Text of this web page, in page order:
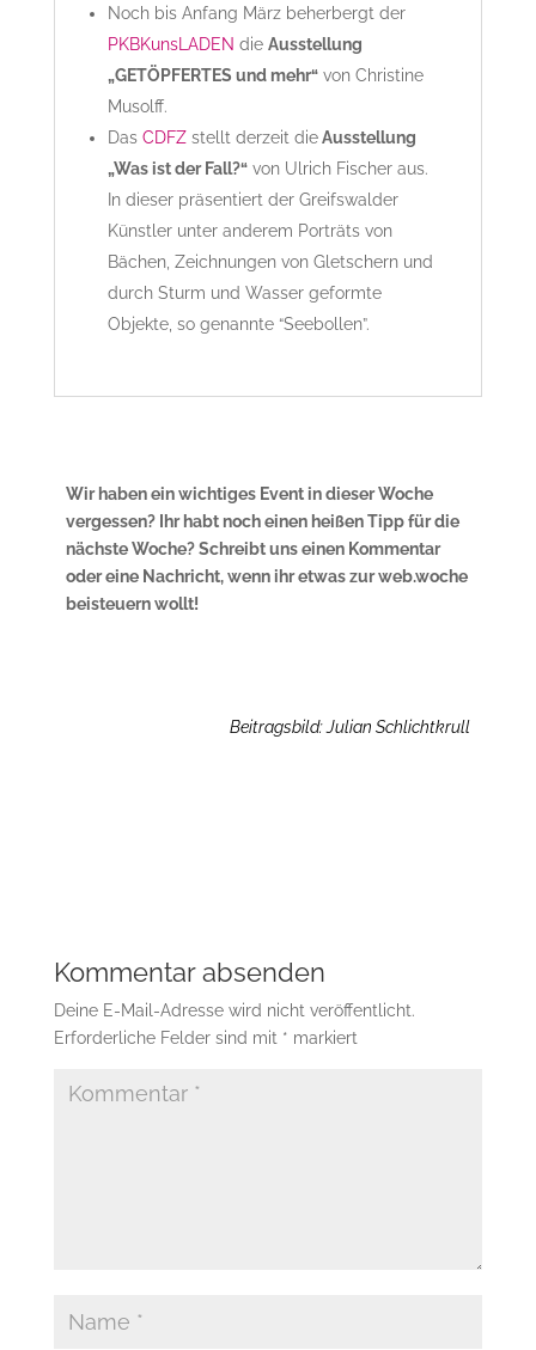
Noch bis Anfang März beherbergt der
PKBKunsLADEN die Ausstellung
„GETÖPFERTES und mehr“von Christine
Musolff.
Das CDFZstellt derzeit dieAusstellung
„Was ist der Fall?“von Ulrich Fischer aus.
In dieser präsentiert der Greifswalder
Künstler unter anderem Porträts von
Bächen, Zeichnungen von Gletschern und
durch Sturm und Wasser geformte
Objekte, so genannte “Seebollen”.
Wir haben ein wichtiges Event in dieser Woche
vergessen? Ihr habt noch einen heißen Tipp für die
nächste Woche? Schreibt uns einen Kommentar
oder eine Nachricht, wenn ihr etwas zur web.woche
beisteuern wollt!
Beitragsbild: Julian Schlichtkrull
Kommentar absenden
Deine E-Mail-Adresse wird nicht veröffentlicht.
Erforderliche Felder sind mit * markiert